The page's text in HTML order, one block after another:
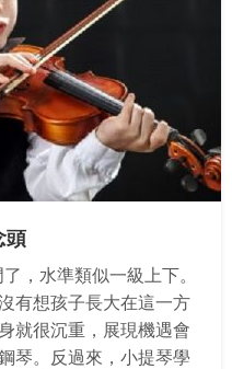
頭
，水準類似一級上下。
有想孩子長大在這一方
就很沉重，展現機遇會
琴。反過來，小提琴學